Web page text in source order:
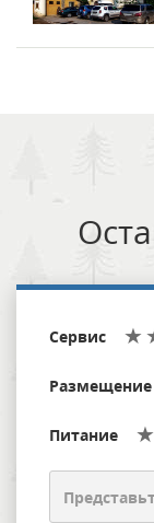
Сервис
Размещение
Питание